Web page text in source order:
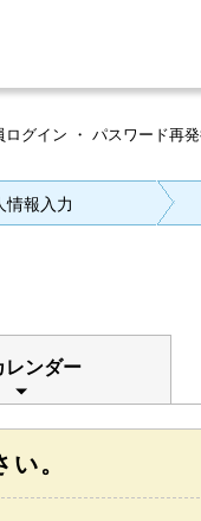
ログイン ・ パスワード再
情報入力
レンダー
。